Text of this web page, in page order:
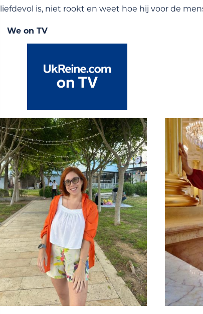
liefdevol is, niet rookt en weet hoe hij voor de
We on TV